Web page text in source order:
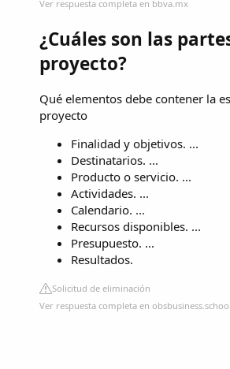
Ver respuesta completa en bbva.mx
¿Cuáles son las
proyecto?
Qué elementos debe contener la
proyecto
Finalidad y objetivos. ...
Destinatarios. ...
Producto o servicio. ...
Actividades. ...
Calendario. ...
Recursos disponibles. ...
Presupuesto. ...
Resultados.
Solicitud de eliminación
Ver respuesta completa en obsbusiness.school